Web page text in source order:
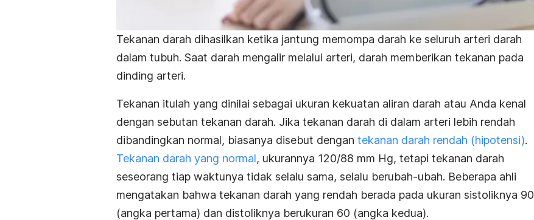
Tekanan darah dihasilkan ketika jantung memompa darah ke seluruh arteri darah
dalam tubuh. Saat darah mengalir melalui arteri, darah memberikan tekanan pada
dinding arteri.
Tekanan itulah yang dinilai sebagai ukuran kekuatan aliran darah atau Anda kenal
dengan sebutan tekanan darah. Jika tekanan darah di dalam arteri lebih rendah
dibandingkan normal, biasanya disebut dengan tekanan darah rendah (hipotensi).
Tekanan darah yang normal, ukurannya 120/88 mm Hg, tetapi tekanan darah
seseorang tiap waktunya tidak selalu sama, selalu berubah-ubah. Beberapa ahli
mengatakan bahwa tekanan darah yang rendah berada pada ukuran sistoliknya 90
(angka pertama) dan distoliknya berukuran 60 (angka kedua).